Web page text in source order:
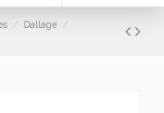
Dallage